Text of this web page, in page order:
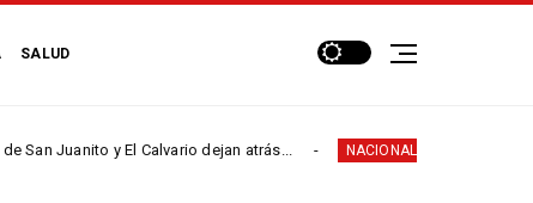
SALUD
y El Calvario dejan atrás... NACIONALES Por creciente del río